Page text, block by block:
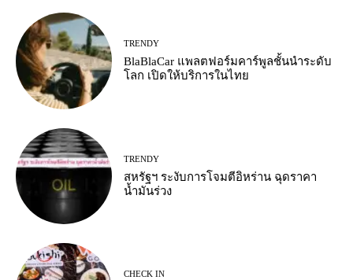
TRENDY
BlaBlaCar แพลตฟอร์มคาร์พูลชั้นนำระดับ
โลก เปิดให้บริการในไทย
TRENDY
สหรัฐฯ ระงับการโจมตีอิหร่าน ฉุดราคา
น้ำมันร่วง
CHECK IN